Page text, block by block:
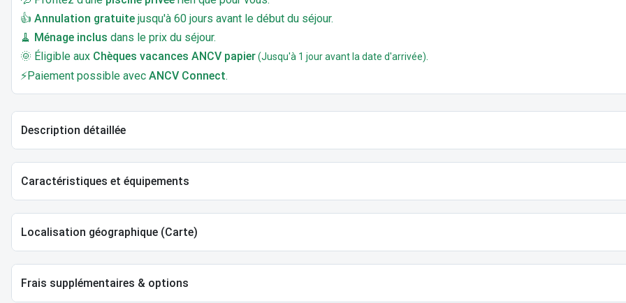
👍 Annulation gratuite jusqu'à 60 jours avant le début du séjour.
🧹 Ménage inclus dans le prix du séjour.
🌞 Éligible aux Chèques vacances ANCV papier(Jusqu'à 1 jour avant la date d'arrivée).
⚡Paiement possible avec ANCV Connect.
Description détaillée
Caractéristiques et équipements
Localisation géographique (Carte)
Frais supplémentaires & options